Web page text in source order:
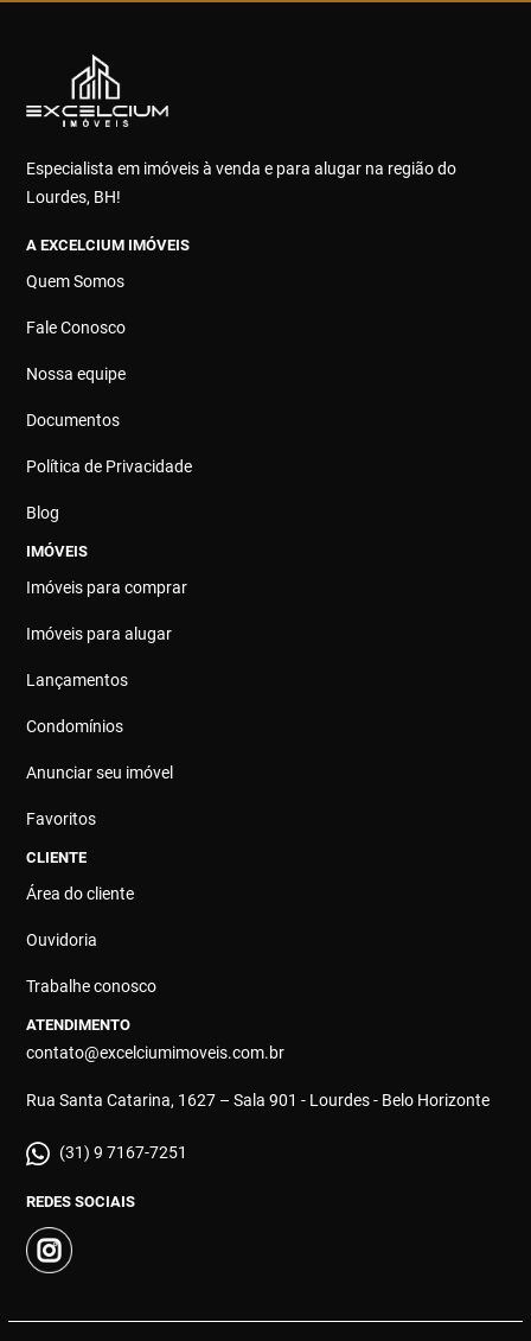
Especialista em imóveis à venda e para alugar na região do
Lourdes, BH!
A EXCELCIUM IMÓVEIS
Quem Somos
Fale Conosco
Nossa equipe
Documentos
Política de Privacidade
Blog
IMÓVEIS
Imóveis para comprar
Imóveis para alugar
Lançamentos
Condomínios
Anunciar seu imóvel
Favoritos
CLIENTE
Área do cliente
Ouvidoria
Trabalhe conosco
ATENDIMENTO
contato@excelciumimoveis.com.br
Rua Santa Catarina, 1627 – Sala 901 - Lourdes - Belo Horizonte
(31) 9 7167-7251
REDES SOCIAIS